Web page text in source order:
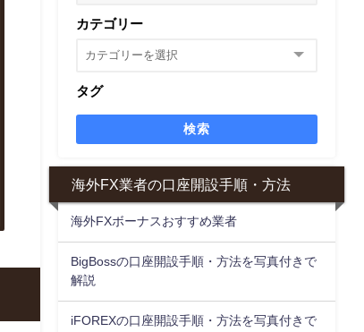
カテゴリー
タグ
検索
海外FX業者の口座開設手順・方法
海外FXボーナスおすすめ業者
BigBossの口座開設手順・方法を写真付きで
解説
iFOREXの口座開設手順・方法を写真付きで